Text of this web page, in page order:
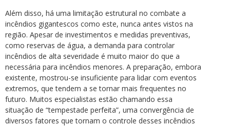
Além disso, há uma limitação estrutural no combate a
incêndios gigantescos como este, nunca antes vistos na
região. Apesar de investimentos e medidas preventivas,
como reservas de água, a demanda para controlar
incêndios de alta severidade é muito maior do que a
necessária para incêndios menores. A preparação, embora
existente, mostrou-se insuficiente para lidar com eventos
extremos, que tendem a se tornar mais frequentes no
futuro. Muitos especialistas estão chamando essa
situação de “tempestade perfeita”, uma convergência de
diversos fatores que tornam o controle desses incêndios